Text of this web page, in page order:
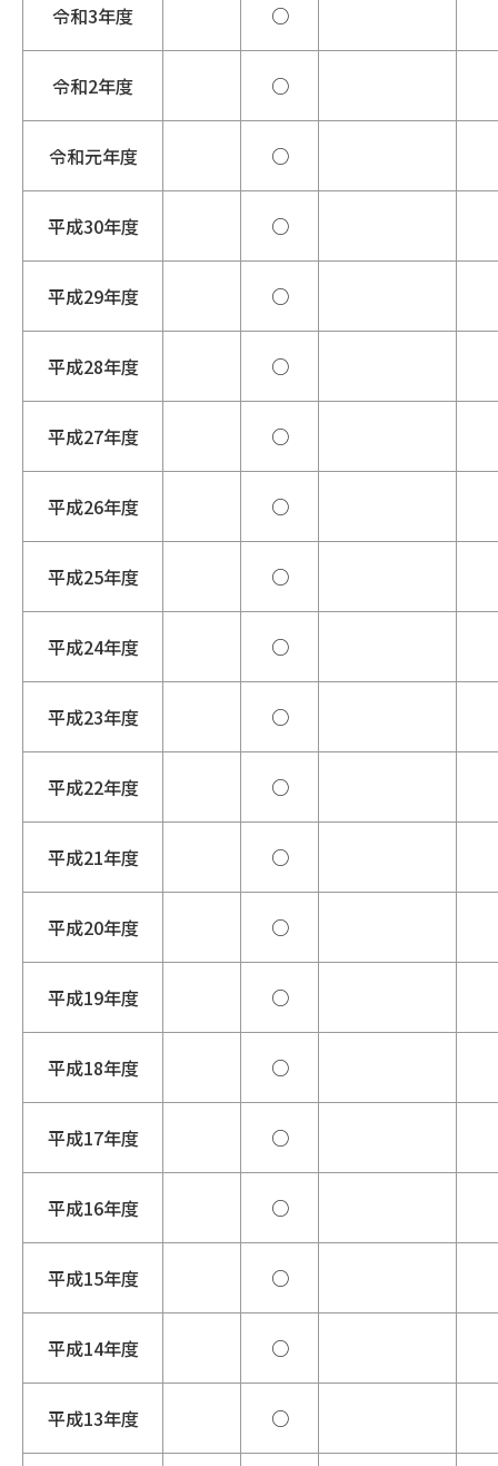
令和3年度 ○
令和2年度 ○
令和元年度 ○
平成30年度 ○
平成29年度 ○
平成28年度 ○
平成27年度 ○
平成26年度 ○
平成25年度 ○
平成24年度 ○
平成23年度 ○
平成22年度 ○
平成21年度 ○
平成20年度 ○
平成19年度 ○
平成18年度 ○
平成17年度 ○
平成16年度 ○
平成15年度 ○
平成14年度 ○
平成13年度 ○